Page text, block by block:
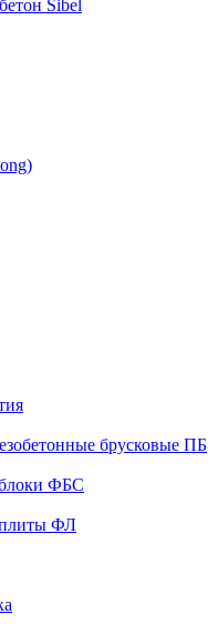
Sibel
брусковые ПБ
ФБС
ФЛ